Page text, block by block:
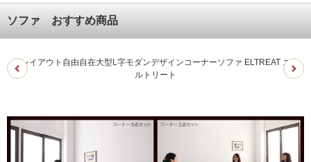
ソファ おすすめ商品
レイアウト自由自在大型L字モダンデザインコーナーソファ ELTREAT エ
ルトリート